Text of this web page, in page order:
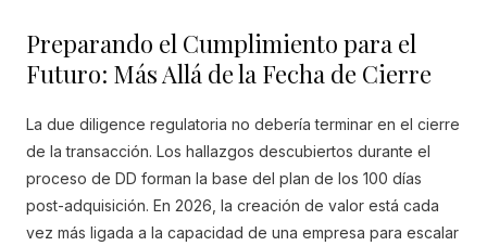
Preparando el Cumplimiento para el
Futuro: Más Allá de la Fecha de Cierre
La due diligence regulatoria no debería terminar en el cierre
de la transacción. Los hallazgos descubiertos durante el
proceso de DD forman la base del plan de los 100 días
post-adquisición. En 2026, la creación de valor está cada
vez más ligada a la capacidad de una empresa para escalar